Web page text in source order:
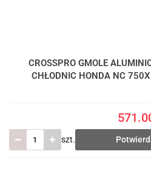
CROSSPRO GMOLE
CHŁODNIC HONDA NC
szt.